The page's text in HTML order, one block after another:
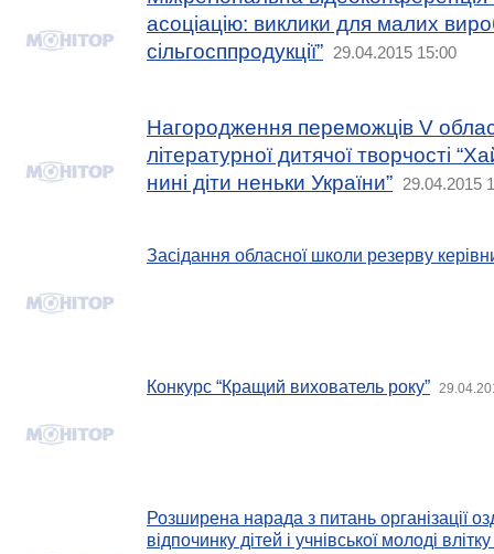
асоціацію: виклики для малих
сільгосппродукції”
29.04.2015 15:00
Нагородження переможців V
літературної дитячої творчості
нині діти неньки України”
29.04.2015
Засідання обласної школи резерву
Конкурс “Кращий вихователь року”
Розширена нарада з питань організації
відпочинку дітей і учнівської молоді